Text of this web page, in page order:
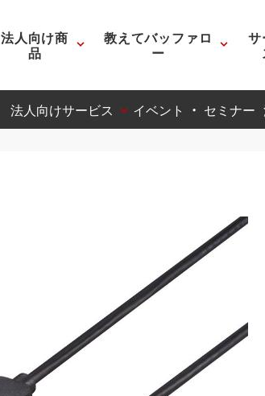
法人向け商
品
教えてバッファロ
ー
サ
法人向けサービス イベント ・ セミナー